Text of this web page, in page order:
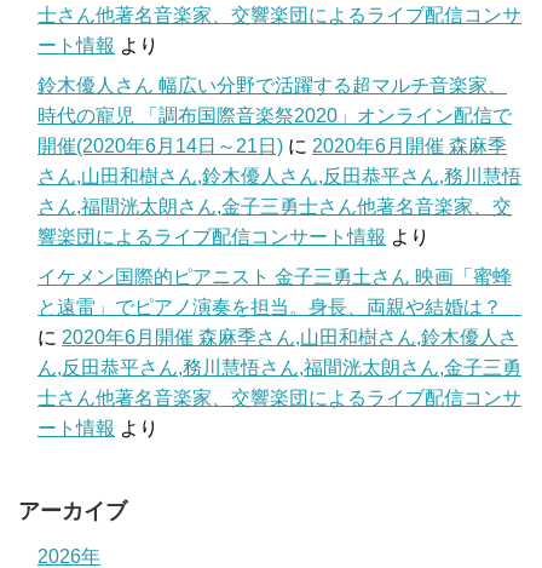
士さん他著名音楽家、交響楽団によるライブ配信コンサ
ート情報 より
鈴木優人さん 幅広い分野で活躍する超マルチ音楽家、
時代の寵児 「調布国際音楽祭2020」オンライン配信で
開催(2020年6月14日～21日) に 2020年6月開催 森麻季
さん,山田和樹さん,鈴木優人さん,反田恭平さん,務川慧悟
さん,福間洸太朗さん,金子三勇士さん他著名音楽家、交
響楽団によるライブ配信コンサート情報 より
イケメン国際的ピアニスト 金子三勇土さん 映画「蜜蜂
と遠雷」でピアノ演奏を担当。身長、両親や結婚は？
に 2020年6月開催 森麻季さん,山田和樹さん,鈴木優人さ
ん,反田恭平さん,務川慧悟さん,福間洸太朗さん,金子三勇
士さん他著名音楽家、交響楽団によるライブ配信コンサ
ート情報 より
アーカイブ
2026年